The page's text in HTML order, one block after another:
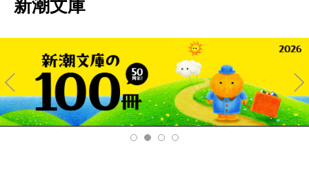
新潮文庫
Pre
v
Ne
xt